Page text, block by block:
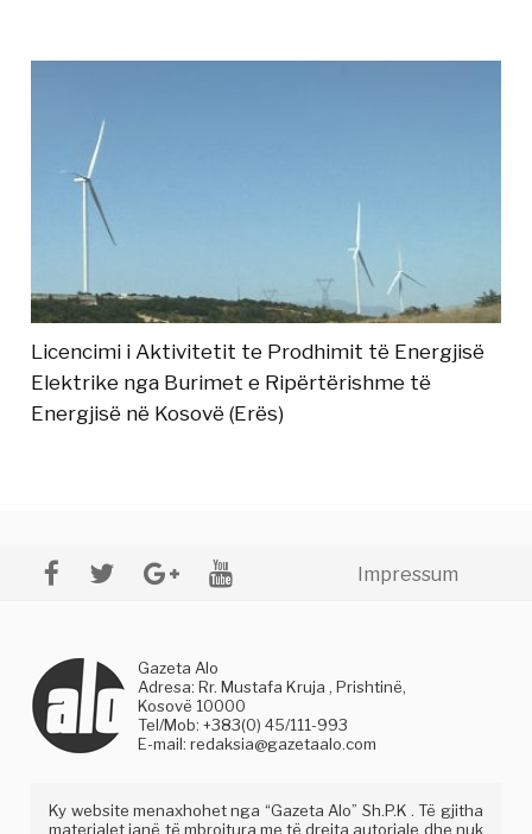
Licencimi i Aktivitetit te Prodhimit të Energjisë
Elektrike nga Burimet e Ripërtërishme të
Energjisë në Kosovë (Erës)
Impressum
Gazeta Alo
Adresa: Rr. Mustafa Kruja , Prishtinë,
Kosovë 10000
Tel/Mob: +383(0) 45/111-993
E-mail:redaksia@gazetaalo.com
Ky website menaxhohet nga “Gazeta Alo” Sh.P.K . Të gjitha
materialet janë të mbrojtura me të drejta autoriale dhe nuk